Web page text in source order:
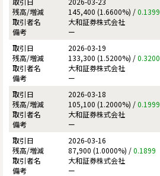
145,400 (1.6600%) /0.1399
大和証券株式会社
ー
2026-03-19
133,300 (1.5200%) /0.3200
大和証券株式会社
ー
2026-03-18
105,100 (1.2000%) /0.1999
大和証券株式会社
ー
2026-03-16
87,900 (1.0000%) /0.1899
大和証券株式会社
ー